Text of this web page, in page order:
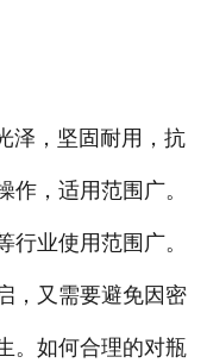
泽，坚固耐用，抗
，适用范围广。
行业使用范围广。
，又需要避免因密
。如何合理的对瓶